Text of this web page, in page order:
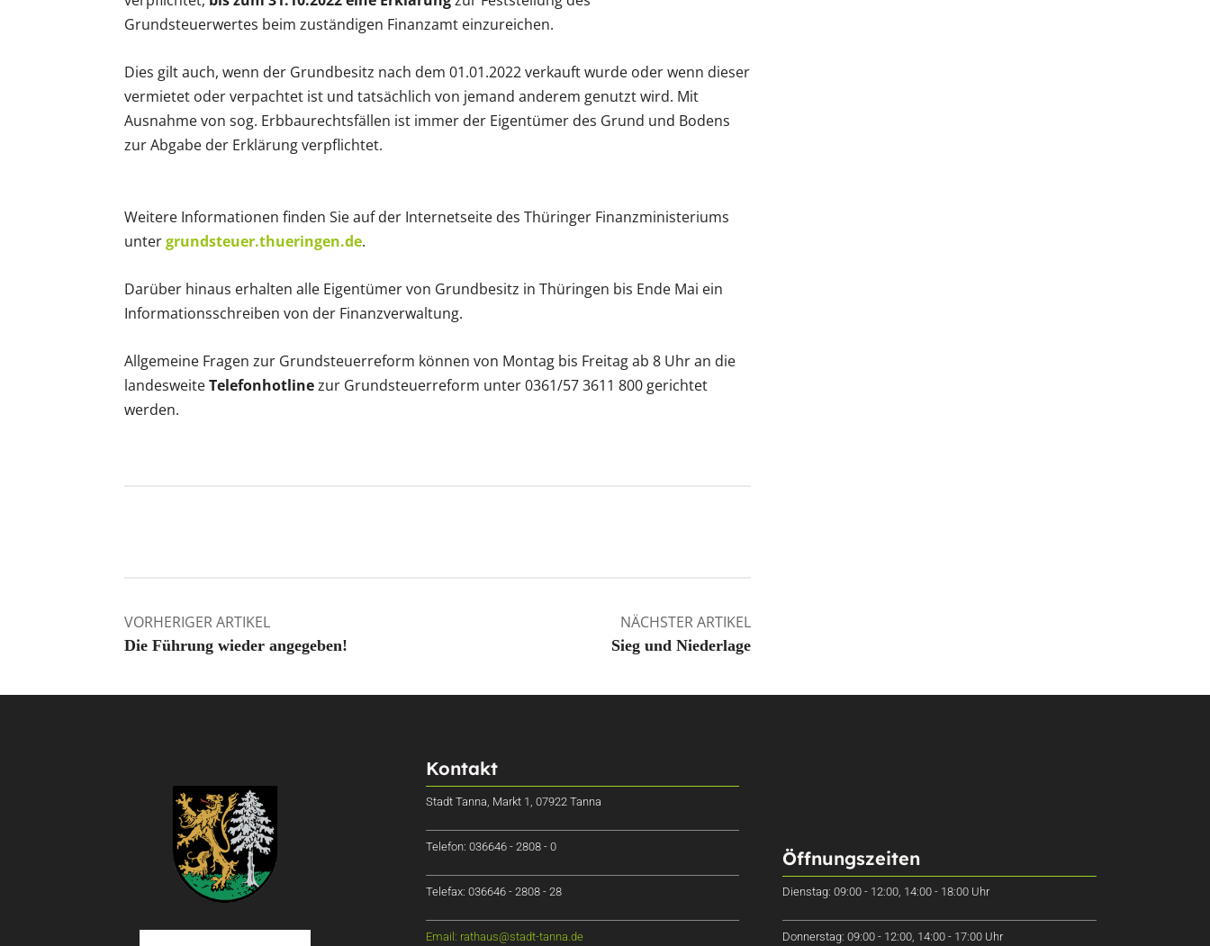
Grundsteuerwertes beim zuständigen Finanzamt einzureichen.
Dies gilt auch, wenn der Grundbesitz nach dem 01.01.2022 verkauft wurde oder wenn dieser
vermietet oder verpachtet ist und tatsächlich von jemand anderem genutzt wird. Mit
Ausnahme von sog. Erbbaurechtsfällen ist immer der Eigentümer des Grund und Bodens
zur Abgabe der Erklärung verpflichtet.
Weitere Informationen finden Sie auf der Internetseite des Thüringer Finanzministeriums
untergrundsteuer.thueringen.de.
Darüber hinaus erhalten alle Eigentümer von Grundbesitz in Thüringen bis Ende Mai ein
Informationsschreiben von der Finanzverwaltung.
Allgemeine Fragen zur Grundsteuerreform können von Montag bis Freitag ab 8 Uhr an die
landesweiteTelefonhotlinezur Grundsteuerreform unter 0361/57 3611 800 gerichtet
werden.
VORHERIGER ARTIKEL
Die Führung wieder angegeben!
NÄCHSTER ARTIKEL
Sieg und Niederlage
Kontakt
Stadt Tanna, Markt 1, 07922 Tanna
Telefon: 036646 - 2808 - 0
Telefax: 036646 - 2808 - 28
Email: rathaus@stadt-tanna.de
Öffnungszeiten
Dienstag: 09:00 - 12:00, 14:00 - 18:00 Uhr
Donnerstag: 09:00 - 12:00, 14:00 - 17:00 Uhr